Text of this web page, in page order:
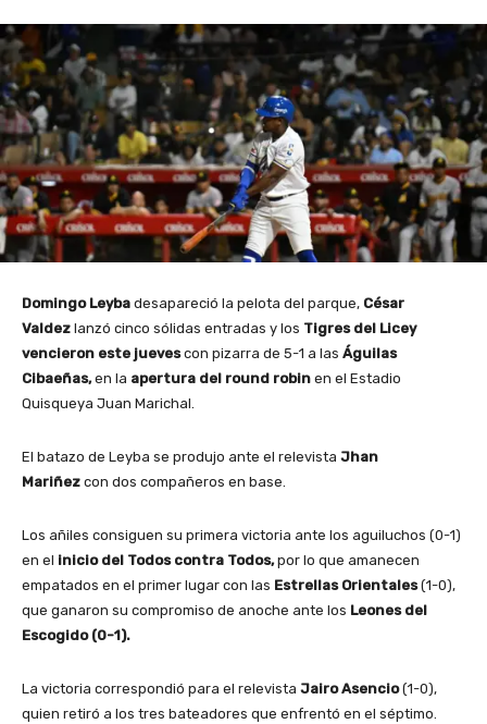
Domingo Leyba desapareció la pelota del parque, César
Valdez lanzó cinco sólidas entradas y los Tigres del Licey
vencieron este juevescon pizarra de 5-1 a las Águilas
Cibaeñas,en la apertura del round robin en el Estadio
Quisqueya Juan Marichal.
El batazo de Leyba se produjo ante el relevista Jhan
Mariñez con dos compañeros en base.
Los añiles consiguen su primera victoria ante los aguiluchos (0-1)
en el inicio del Todos contra Todos,por lo que amanecen
empatados en el primer lugar con las Estrellas Orientales(1-0),
que ganaron su compromiso de anoche ante los Leones del
Escogido (0-1).
La victoria correspondió para el relevista Jairo Asencio(1-0),
quien retiró a los tres bateadores que enfrentó en el séptimo.